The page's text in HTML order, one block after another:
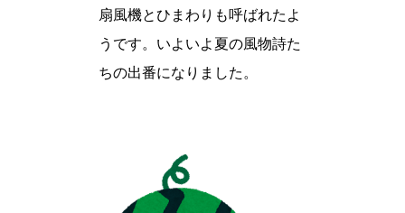
扇風機とひまわりも呼ばれたよ
うです。いよいよ夏の風物詩た
ちの出番になりました。